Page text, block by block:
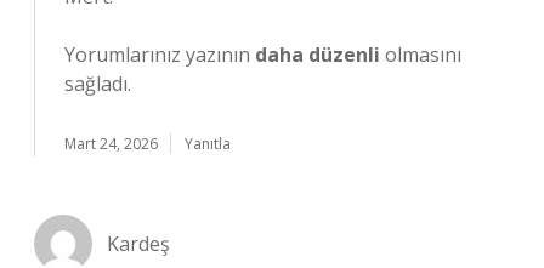
Yorumlarınız yazının daha düzenli olmasını
sağladı.
Mart 24, 2026 Yanıtla
Kardeş